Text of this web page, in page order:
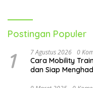
Postingan Populer
1 7 Agustus 2026 0
Cara Mobility
dan Siap